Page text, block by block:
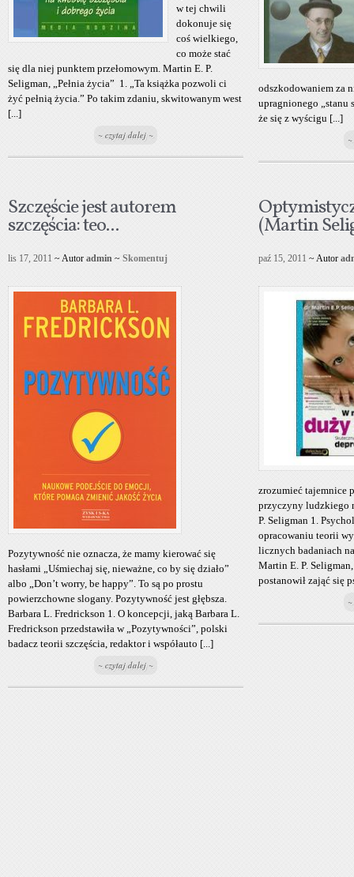
w tej chwili
dokonuje się
coś wielkiego,
co może stać
się dla niej punktem przełomowym. Martin E. P.
Seligman, „Pełnia życia” 1. „Ta książka pozwoli ci
żyć pełnią życia.” Po takim zdaniu, skwitowanym west
[...]
~ czytaj dalej ~
odszkodowaniem za
upragnionego „stanu
że się z wyścigu [...]
Szczęście jest autorem
szczęścia: teo...
lis 17, 2011 ~ Autor admin ~ Skomentuj
Pozytywność nie oznacza, że mamy kierować się
hasłami „Uśmiechaj się, nieważne, co by się działo”
albo „Don’t worry, be happy”. To są po prostu
powierzchowne slogany. Pozytywność jest głębsza.
Barbara L. Fredrickson 1. O koncepcji, jaką Barbara L.
Fredrickson przedstawiła w „Pozytywności”, polski
badacz teorii szczęścia, redaktor i współauto [...]
~ czytaj dalej ~
(Martin
paź 15, 2011 ~ Autor
zrozumieć tajemnice
przyczyny ludzkiego
P. Seligman 1.
opracowaniu teorii
licznych badaniach
Martin E. P.
postanowił zająć się